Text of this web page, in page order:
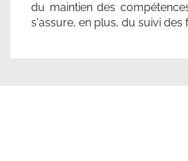
du maintien des
s'assure, en plus, du suivi